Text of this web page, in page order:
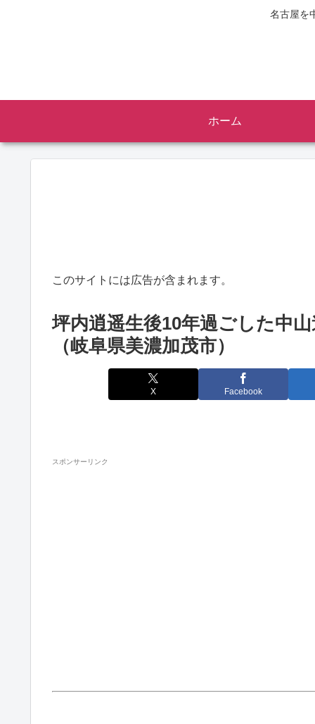
名古屋を
ホーム
このサイトには広告が含まれます。
坪内逍遥生後10年過ごした中
（岐阜県美濃加茂市）
X Facebook
スポンサーリンク